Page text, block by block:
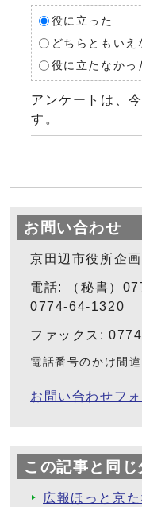
役に立った
どちらともいえ
役に立たなかっ
アンケートは、
す。
お問い合わせ
京田辺市役所企
電話: （秘書）
0774-64-1320
ファックス:
電話番号のかけ間
お問い合わせフ
この記事と同
広報ほっと京